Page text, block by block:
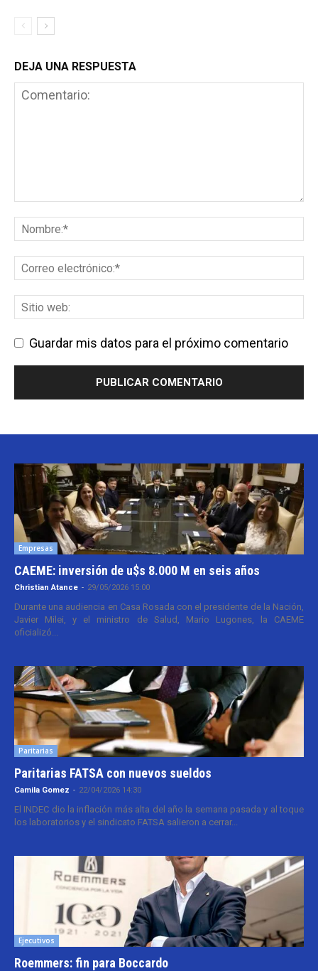
DEJA UNA RESPUESTA
Guardar mis datos para el próximo comentario
Empresas
CAEME: inversión de u$s 8.000 M en seis años
Christian Atance - 29/05/2026 15:00
Durante una audiencia en Casa Rosada con el presidente de la Nación,
Javier Milei, y el ministro de Salud, Mario Lugones, la CAEME
oficializó...
Paritarias
Paritarias FATSA con nuevos sueldos
Camila Gomez - 22/04/2026 14:30
El INDEC dio la inflación más alta del año la semana pasada y al toque
los laboratorios y el sindicato FATSA salieron a cerrar...
Ejecutivos
Roemmers: fin para Boccardo